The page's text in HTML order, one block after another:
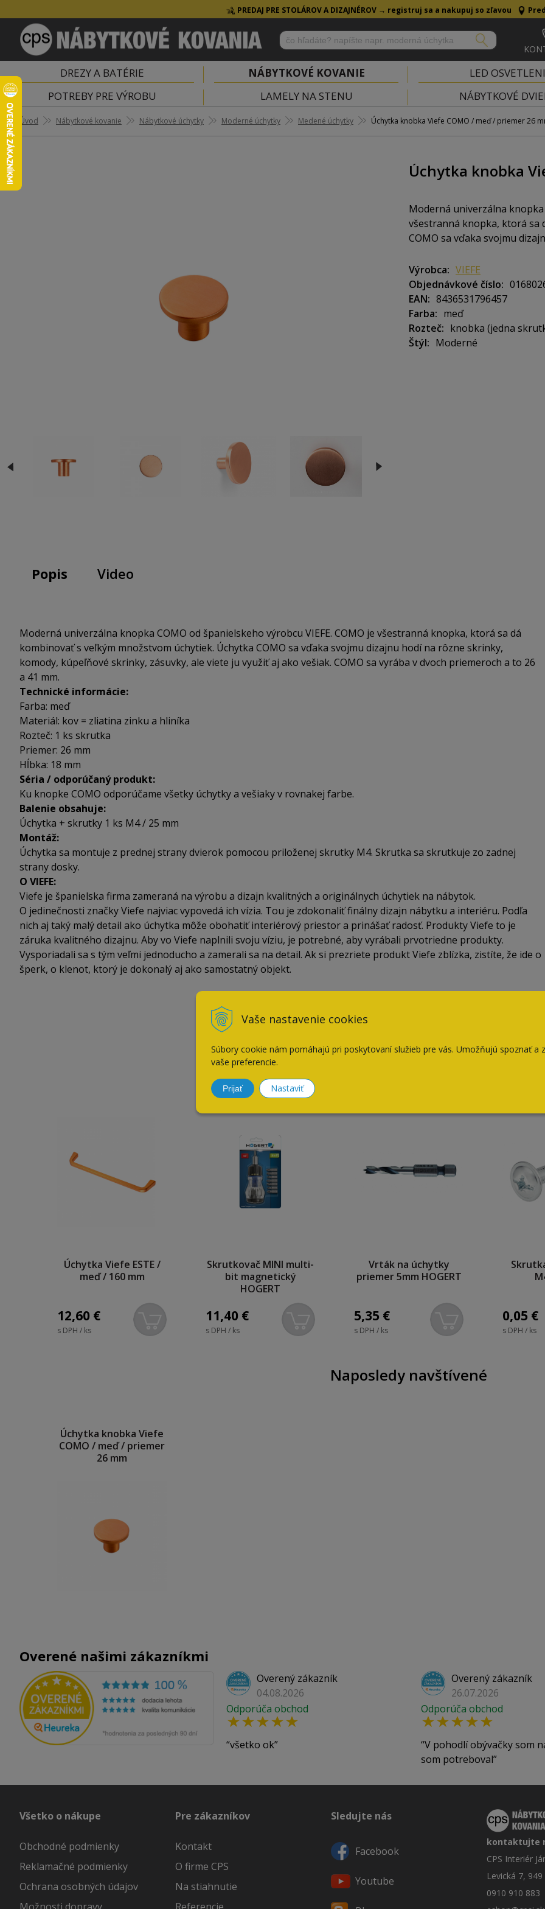
Vaše nastavenie cookies
Súbory cookie nám pomáhajú pri poskytovaní služieb pre vás. Umožňujú spoznať a
vaše preferencie.
Prijať Nastaviť
PREDAJ PRE STOLÁROV A DIZAJNÉROV → registruj sa a nakupuj so zľavou
DREZY A BATÉRIE NÁBYTKOVÉ KOVANIE LED
POTREBY PRE VÝROBU
LAMELY NA STENU NÁBYTKOVÉ
Úvod Nábytkové kovanie Nábytkové úchytky Moderné úchytky Medené úchytky Úchytka knobka Viefe COMO / meď / priemer 26
Úchytka knobka
Moderná univerzálna knopka
všestranná knopka, ktorá sa
COMO sa vďaka svojmu
a 41 mm.
Výrobca
VIEFE
Objednávkové číslo
EAN
8436531796457
Farba
meď
Rozteč
knobka (jedna
Štýl
Moderné
Popis Video
Moderná univerzálna knopka COMO od španielskeho výrobcu VIEFE. COMO je všestranná knopka, ktorá sa dá
kombinovať s veľkým množstvom úchytiek. Úchytka COMO sa vďaka svojmu dizajnu hodí na rôzne skrinky,
komody, kúpeľňové skrinky, zásuvky, ale viete ju využiť aj ako vešiak. COMO sa vyrába v dvoch priemeroch a to 26
a 41 mm.
Technické informácie:
Farba: meď
Materiál: kov = zliatina zinku a hliníka
Rozteč: 1 ks skrutka
Priemer: 26 mm
Hĺbka: 18 mm
Séria / odporúčaný produkt:
Ku knopke COMO odporúčame všetky úchytky a vešiaky v rovnakej farbe.
Balenie obsahuje:
Úchytka + skrutky 1 ks M4 / 25 mm
Montáž:
Úchytka sa montuje z prednej strany dvierok pomocou priloženej skrutky M4. Skrutka sa skrutkuje zo zadnej
strany dosky.
O VIEFE:
Viefe je španielska firma zameraná na výrobu a dizajn kvalitných a originálnych úchytiek na nábytok.
O jedinečnosti značky Viefe najviac vypovedá ich vízia. Tou je zdokonaliť finálny dizajn nábytku a interiéru. Podľa
nich aj taký malý detail ako úchytka môže obohatiť interiérový priestor a prinášať radosť. Produkty Viefe to je
záruka kvalitného dizajnu. Aby vo Viefe naplnili svoju víziu, je potrebné, aby vyrábali prvotriedne produkty.
Vysporiadali sa s tým veľmi jednoducho a zamerali sa na detail. Ak si prezriete produkt Viefe zblízka, zistíte, že ide o
šperk, o klenot, ktorý je dokonalý aj ako samostatný objekt.
Úchytka Viefe ESTE /
meď / 160 mm
12,60 €
s DPH / ks
Skrutkovač MINI multi-
bit magnetický
HOGERT
11,40 €
s DPH / ks
Vrták na úchytky
priemer 5mm HOGERT
5,35 €
s DPH / ks
0,05 €
s DPH / ks
Naposledy navštívené
Úchytka knobka Viefe
COMO / meď / priemer
26 mm
Overené našimi zákazníkmi
Overený zákazník
04.08.2026
Odporúča obchod
všetko ok
Overený zákazník
26.07.2026
Odporúča obchod
V pohodlí obývačky som
som potreboval
Všetko o nákupe
Obchodné podmienky
Reklamačné podmienky
Ochrana osobných údajov
Pre zákazníkov
Kontakt
O firme CPS
Na stiahnutie
Sledujte nás
Facebook
Youtube
kontaktujte
CPS Interiér
Levická 7,
0910 910 883